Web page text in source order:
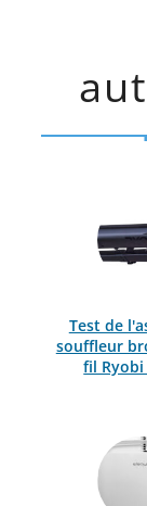
Test de
souffleur
fil Ryobi